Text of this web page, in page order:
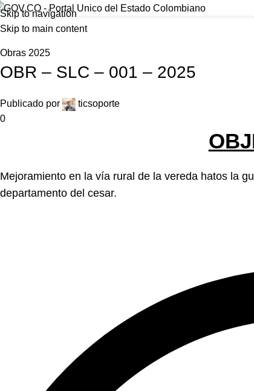
Skip to navigation
Skip to main content
Foncolombia
Obras 2025
OBR – SLC – 001 – 2025
Publicado por
ticsoporte
0
Mejoramiento en la vía rural de la vereda hatos la
departamento del cesar.